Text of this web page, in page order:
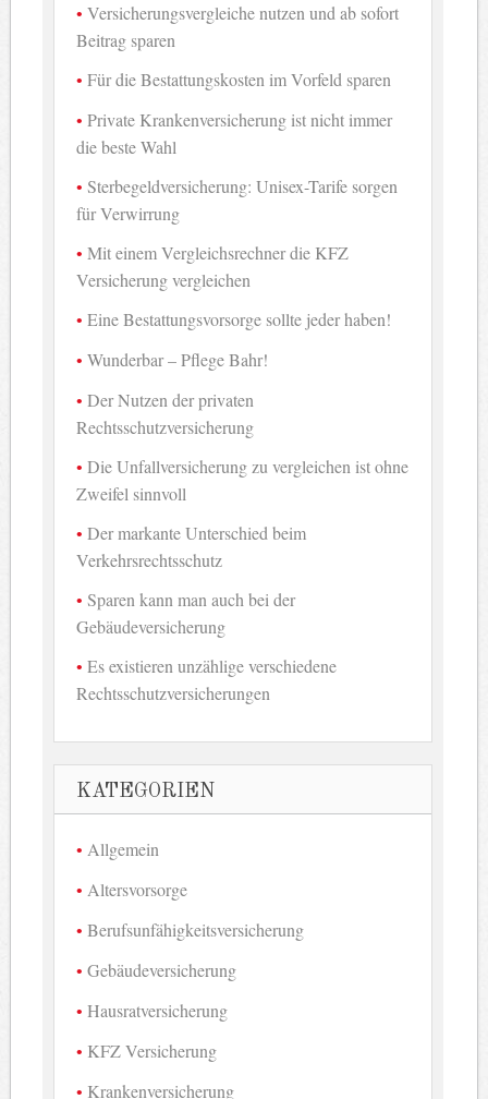
Versicherungsvergleiche nutzen und ab sofort
Beitrag sparen
Für die Bestattungskosten im Vorfeld sparen
Private Krankenversicherung ist nicht immer
die beste Wahl
Sterbegeldversicherung: Unisex-Tarife sorgen
für Verwirrung
Mit einem Vergleichsrechner die KFZ
Versicherung vergleichen
Eine Bestattungsvorsorge sollte jeder haben!
Wunderbar – Pflege Bahr!
Der Nutzen der privaten
Rechtsschutzversicherung
Die Unfallversicherung zu vergleichen ist ohne
Zweifel sinnvoll
Der markante Unterschied beim
Verkehrsrechtsschutz
Sparen kann man auch bei der
Gebäudeversicherung
Es existieren unzählige verschiedene
Rechtsschutzversicherungen
KATEGORIEN
Allgemein
Altersvorsorge
Berufsunfähigkeitsversicherung
Gebäudeversicherung
Hausratversicherung
KFZ Versicherung
Krankenversicherung